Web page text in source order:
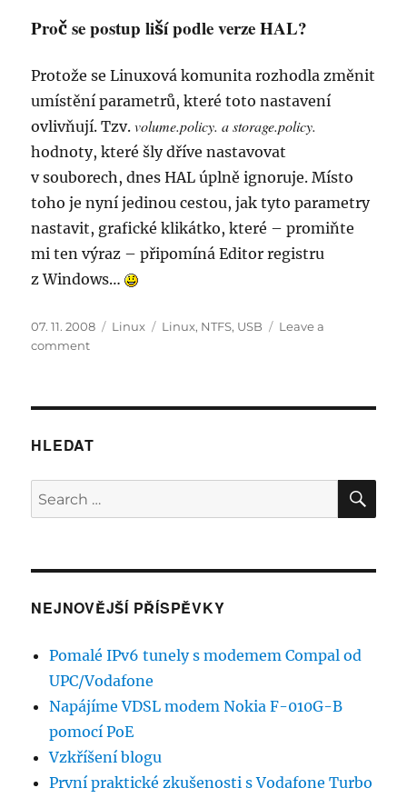
Proč se postup liší podle verze HAL?
Protože se Linuxová komunita rozhodla změnit
umístění parametrů, které toto nastavení
ovlivňují. Tzv.volume.policy. a storage.policy.
hodnoty, které šly dříve nastavovat
v souborech, dnes HAL úplně ignoruje. Místo
toho je nyní jedinou cestou, jak tyto parametry
nastavit, grafické klikátko, které – promiňte
mi ten výraz – připomíná Editor registru
z Windows…
Posted
on
07. 11. 2008 Categories
Linux Tags
Linux, NTFS, USB
Leave a
commenton
HLEDAT
Search
for:
NEJNOVĚJŠÍ PŘÍSPĚVKY
Pomalé IPv6 tunely s modemem Compal od
UPC/Vodafone
Napájíme VDSL modem Nokia F-010G-B
pomocí PoE
Vzkříšení blogu
První praktické zkušenosti s Vodafone Turbo